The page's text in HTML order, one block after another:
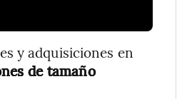
y adquisiciones en
de tamaño